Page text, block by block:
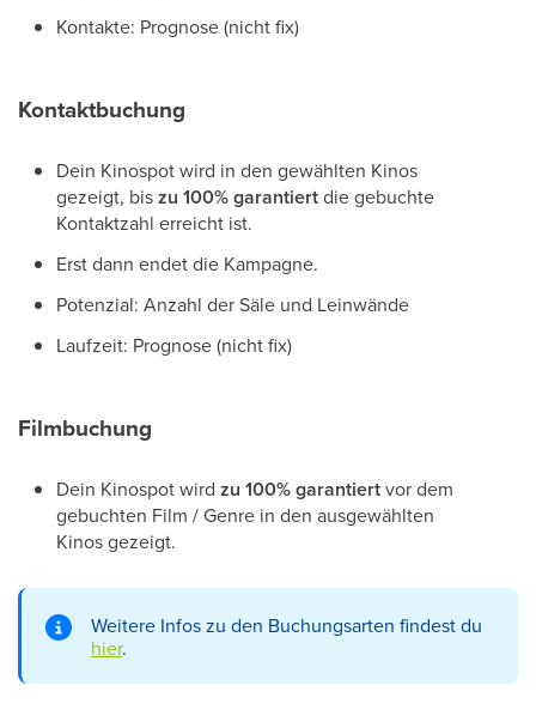
Kontakte: Prognose (nicht fix)
Kontaktbuchung
Dein Kinospot wird in den gewählten Kinos
gezeigt, biszu 100% garantiertdie gebuchte
Kontaktzahl erreicht ist.
Erst dann endet die Kampagne.
Potenzial: Anzahl der Säle und Leinwände
Laufzeit: Prognose (nicht fix)
Filmbuchung
Dein Kinospot wird zu 100% garantiertvor dem
gebuchten Film / Genre in den ausgewählten
Kinos gezeigt.
Weitere Infos zu den Buchungsarten findest du
hier.